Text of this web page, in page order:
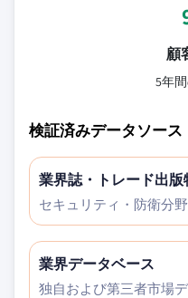
顧
5年
検証済みデータソース
業界誌・トレード出版
セキュリティ・防衛分
業界データベース
独自および第三者市場